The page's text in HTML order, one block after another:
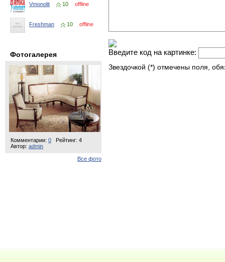
Vmonolit 10 offline
Freshman 10 offline
Фотогалерея
Комментарии: 0
Рейтинг: 4
Автор: admin
Все фото
Введите код на картинке:
Звездочкой (*) отмечены поля,